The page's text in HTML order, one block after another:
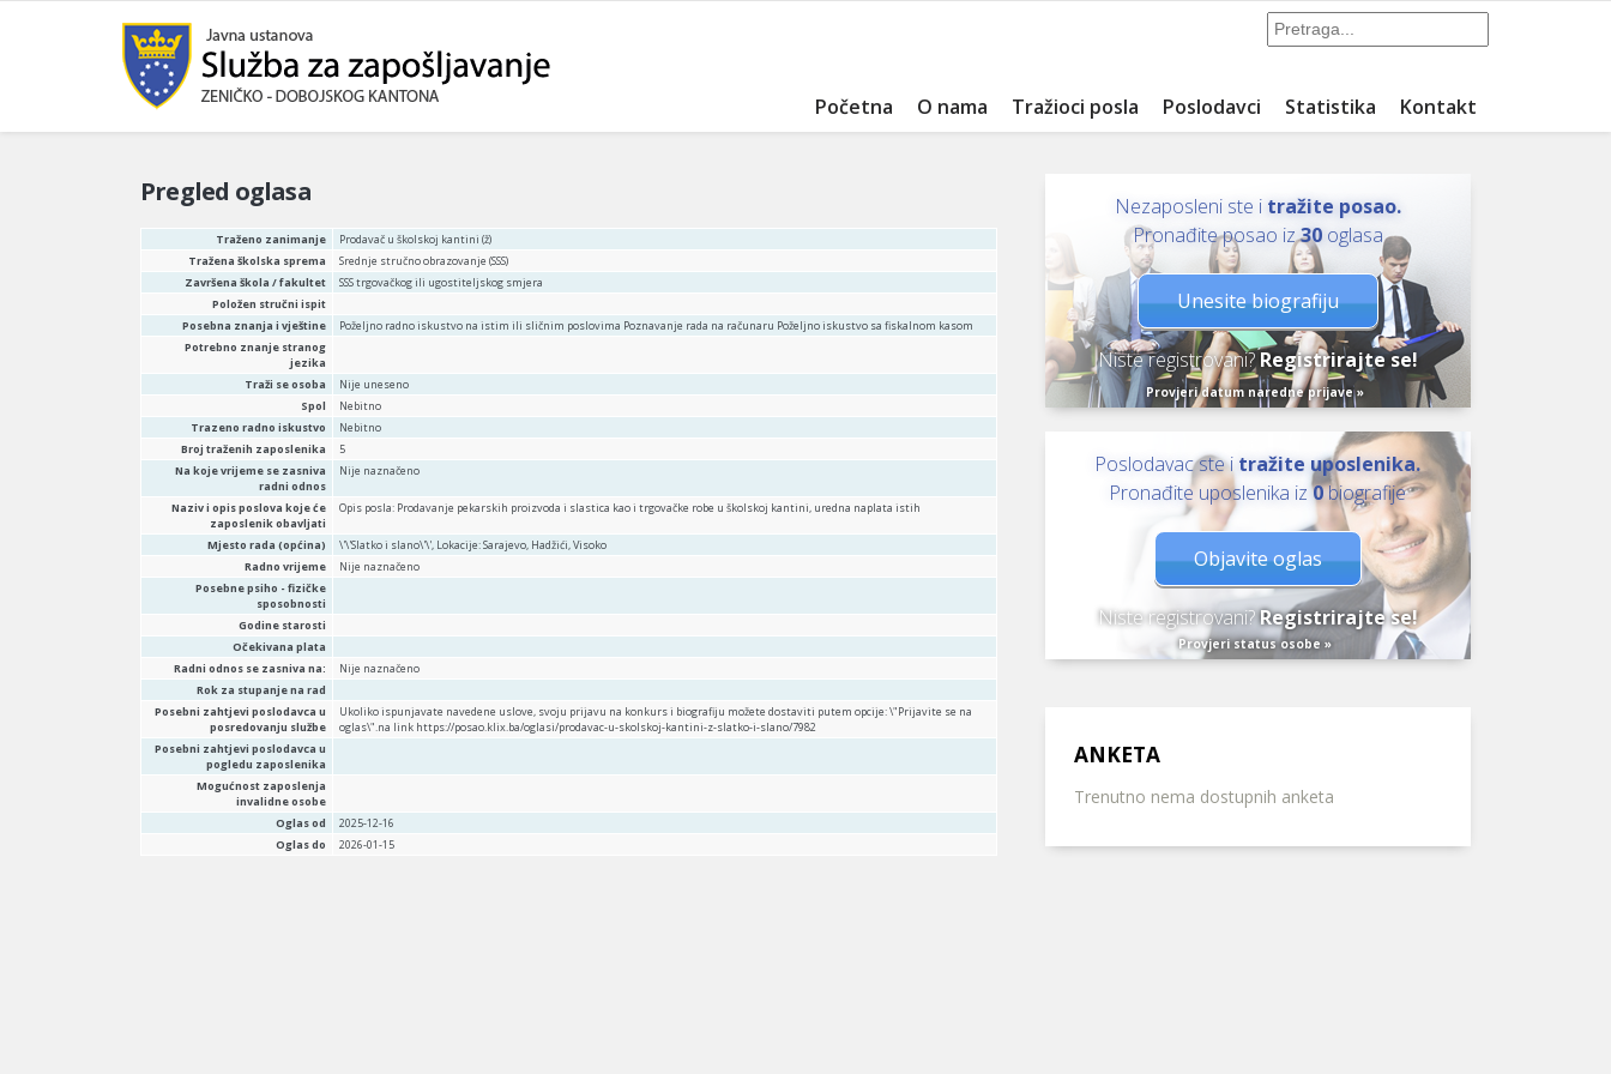
Početna O nama Tražioci posla Poslodavci Statistika Kontakt
Pregled oglasa
Traženo zanimanje
Prodavač u školskoj kantini (ž)
Tražena školska sprema
Srednje stručno obrazovanje (SSS)
Završena škola / fakultet
SSS trgovačkog ili ugostiteljskog smjera
Položen stručni ispit
Posebna znanja i vještine
Poželjno radno iskustvo na istim ili sličnim poslovima Poznavanje rada na računaru Poželjno iskustvo sa fiskalnom kasom
Potrebno znanje stranog
jezika
Traži se osoba
Nije uneseno
Spol
Nebitno
Trazeno radno iskustvo
Nebitno
Broj traženih zaposlenika
5
Na koje vrijeme se zasniva
radni odnos
Nije naznačeno
Naziv i opis poslova koje će
zaposlenik obavljati
Opis posla: Prodavanje pekarskih proizvoda i slastica kao i trgovačke robe u školskoj kantini, uredna naplata istih
Mjesto rada (općina)
\'\'Slatko i slano\'\', Lokacije: Sarajevo, Hadžići, Visoko
Radno vrijeme
Nije naznačeno
Posebne psiho - fizičke
sposobnosti
Godine starosti
Očekivana plata
Radni odnos se zasniva na:
Nije naznačeno
Rok za stupanje na rad
Posebni zahtjevi poslodavca u
posredovanju službe
Ukoliko ispunjavate navedene uslove, svoju prijavu na konkurs i biografiju možete dostaviti putem opcije: \"Prijavite se na
oglas\".na link https://posao.klix.ba/oglasi/prodavac-u-skolskoj-kantini-z-slatko-i-slano/7982
Posebni zahtjevi poslodavca u
pogledu zaposlenika
Mogućnost zaposlenja
invalidne osobe
Oglas od
2025-12-16
Oglas do
2026-01-15
Nezaposleni ste i tražite posao.
Pronađite posao iz30oglasa
Unesite biografiju
Niste registrovani? Registrirajte se!
Provjeri datum naredne prijave »
Poslodavac ste i tražite uposlenika.
Pronađite uposlenika iz0biografije
Objavite oglas
Niste registrovani?Registrirajte se!
Provjeri status osobe »
ANKETA
Trenutno nema dostupnih anketa